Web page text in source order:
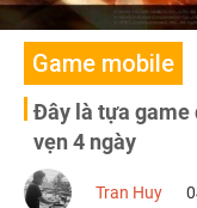
Game mobile
Đây là tựa game
vẹn 4 ngày
Tran Huy